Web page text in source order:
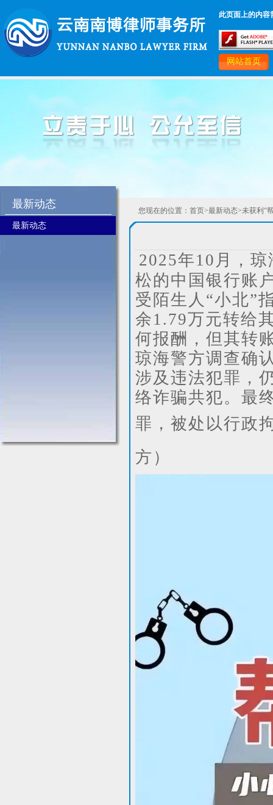
此页面上的内容
网站首页
最新动态
最新动态
您现在的位置： 首页>最新动态>未获利“
2025年10月，
松的中国银行账
受陌生人“小北”
余1.79万元转给
何报酬，但其转
琼海警方调查确
涉及违法犯罪，
络诈骗共犯。最
罪 ，被处以行政
方 ）